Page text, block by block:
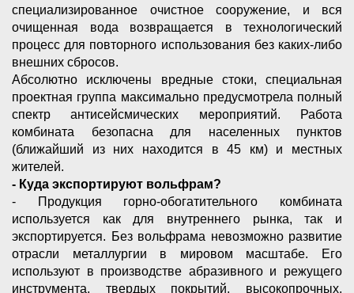
специализированное очистное сооружение, и вся
очищенная вода возвращается в технологический
процесс для повторного использования без каких-либо
внешних сбросов.
Абсолютно исключены вредные стоки, специальная
проектная группа максимально предусмотрела полный
спектр антисейсмических мероприятий. Работа
комбината безопасна для населенных пунктов
(ближайший из них находится в 45 км) и местных
жителей.
- Куда экспортируют вольфрам?
- Продукция горно-обогатительного комбината
используется как для внутреннего рынка, так и
экспортируется. Без вольфрама невозможно развитие
отрасли металлургии в мировом масштабе. Его
используют в производстве абразивного и режущего
инструмента, твердых покрытий, высокопрочных,